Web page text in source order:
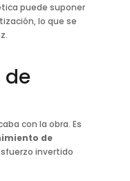
puede suponer
lo que se
de
con la obra. Es
de
invertido